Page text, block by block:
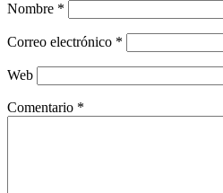
Nombre *
Correo electrónico *
Web
Comentario *